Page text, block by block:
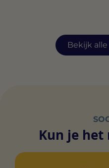
Bekijk
Kun je het